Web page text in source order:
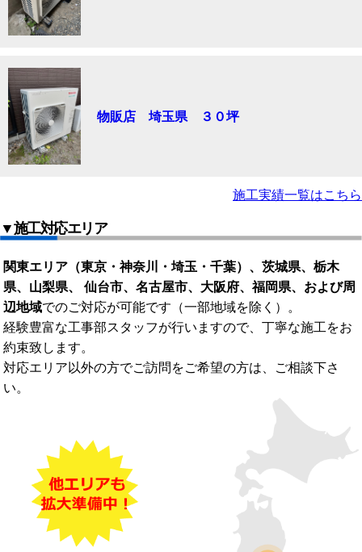
物販店 埼玉県 ３０坪
施工実績一覧はこちら
▼施工対応エリア
関東エリア（東京・神奈川・埼玉・千葉）、茨城県、栃木
県、山梨県、 仙台市、名古屋市、大阪府、福岡県、および周
辺地域でのご対応が可能です（一部地域を除く）。
経験豊富な工事部スタッフが行いますので、丁寧な施工をお
約束致します。
対応エリア以外の方でご訪問をご希望の方は、ご相談下さ
い。